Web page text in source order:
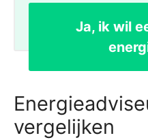
Ja, ik wil
vergelijken